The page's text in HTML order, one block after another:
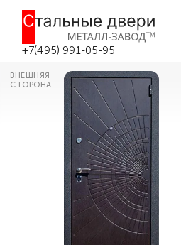
+7(495) 991-05-95
Входная дверь для
Москве
ВНЕШНЯЯ
СТОРОНА